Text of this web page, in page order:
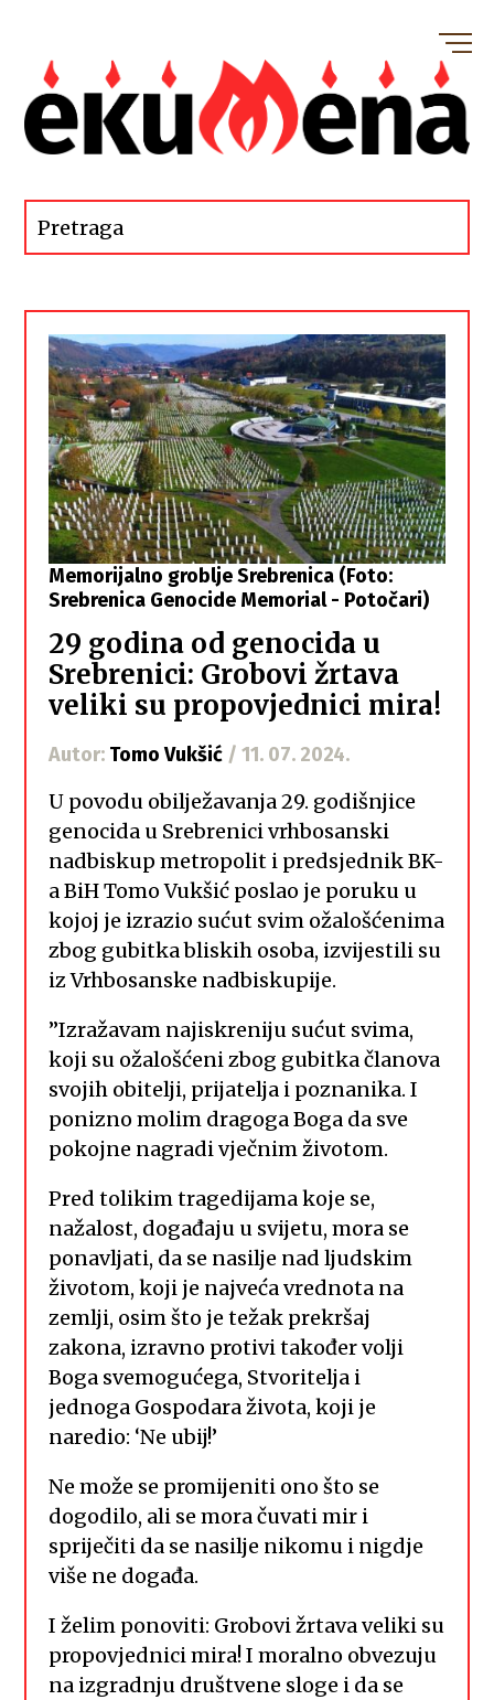
Memorijalno groblje Srebrenica (Foto:
Srebrenica Genocide Memorial - Potočari)
29 godina od genocida u
Srebrenici: Grobovi žrtava
veliki su propovjednici mira!
Autor: Tomo Vukšić / 11. 07. 2024.
U povodu obilježavanja 29. godišnjice
genocida u Srebrenici vrhbosanski
nadbiskup metropolit i predsjednik BK-
a BiH Tomo Vukšić poslao je poruku u
kojoj je izrazio sućut svim ožalošćenima
zbog gubitka bliskih osoba, izvijestili su
iz Vrhbosanske nadbiskupije.
”Izražavam najiskreniju sućut svima,
koji su ožalošćeni zbog gubitka članova
svojih obitelji, prijatelja i poznanika. I
ponizno molim dragoga Boga da sve
pokojne nagradi vječnim životom.
Pred tolikim tragedijama koje se,
nažalost, događaju u svijetu, mora se
ponavljati, da se nasilje nad ljudskim
životom, koji je najveća vrednota na
zemlji, osim što je težak prekršaj
zakona, izravno protivi također volji
Boga svemogućega, Stvoritelja i
jednoga Gospodara života, koji je
naredio: ‘Ne ubij!’
Ne može se promijeniti ono što se
dogodilo, ali se mora čuvati mir i
spriječiti da se nasilje nikomu i nigdje
više ne događa.
I želim ponoviti: Grobovi žrtava veliki su
propovjednici mira! I moralno obvezuju
na izgradnju društvene sloge i da se